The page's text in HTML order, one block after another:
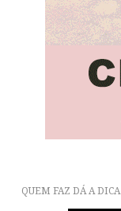
QUEM FAZ DÁ A DICA